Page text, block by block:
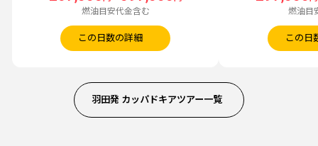
燃油目安代金含む
この日数の詳細
燃油目
この日
羽田発 カッパドキアツアー一覧